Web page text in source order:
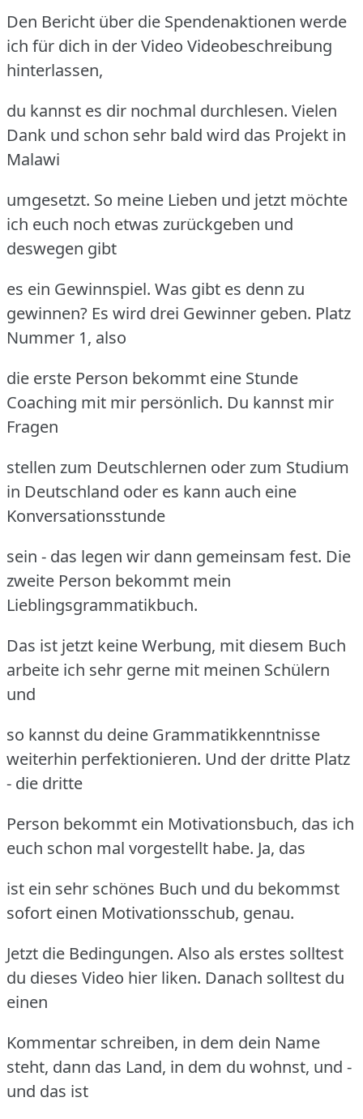
Den Bericht über die Spendenaktionen werde
ich für dich in der Video Videobeschreibung
hinterlassen,
du kannst es dir nochmal durchlesen. Vielen
Dank und schon sehr bald wird das Projekt in
Malawi
umgesetzt. So meine Lieben und jetzt möchte
ich euch noch etwas zurückgeben und
deswegen gibt
es ein Gewinnspiel. Was gibt es denn zu
gewinnen? Es wird drei Gewinner geben. Platz
Nummer 1, also
die erste Person bekommt eine Stunde
Coaching mit mir persönlich. Du kannst mir
Fragen
stellen zum Deutschlernen oder zum Studium
in Deutschland oder es kann auch eine
Konversationsstunde
sein - das legen wir dann gemeinsam fest. Die
zweite Person bekommt mein
Lieblingsgrammatikbuch.
Das ist jetzt keine Werbung, mit diesem Buch
arbeite ich sehr gerne mit meinen Schülern
und
so kannst du deine Grammatikkenntnisse
weiterhin perfektionieren. Und der dritte Platz
- die dritte
Person bekommt ein Motivationsbuch, das ich
euch schon mal vorgestellt habe. Ja, das
ist ein sehr schönes Buch und du bekommst
sofort einen Motivationsschub, genau.
Jetzt die Bedingungen. Also als erstes solltest
du dieses Video hier liken. Danach solltest du
einen
Kommentar schreiben, in dem dein Name
steht, dann das Land, in dem du wohnst, und -
und das ist